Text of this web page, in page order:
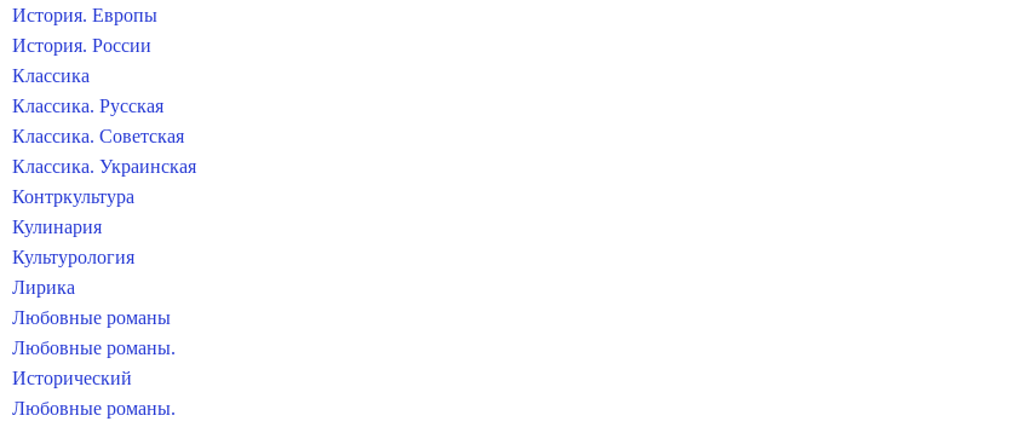
История. Европы
История. России
Классика
Классика. Русская
Классика. Советская
Классика. Украинская
Контркультура
Кулинария
Культурология
Лирика
Любовные романы
Любовные романы.
Исторический
Любовные романы.